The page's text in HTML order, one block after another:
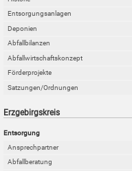
Entsorgungsanlagen
Deponien
Abfallbilanzen
Abfallwirtschaftskonzept
Förderprojekte
Satzungen/Ordnungen
Erzgebirgskreis
Entsorgung
Ansprechpartner
Abfallberatung